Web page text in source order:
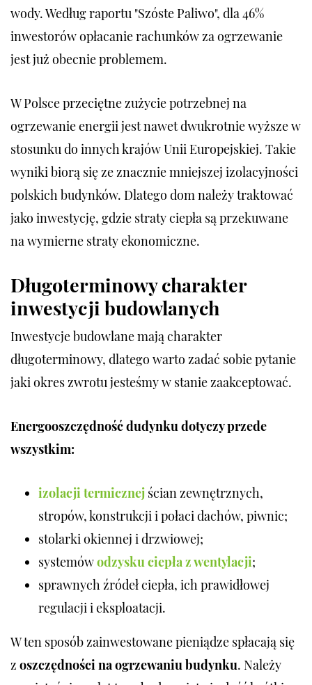
wody. Według raportu "Szóste Paliwo", dla 46%
inwestorów opłacanie rachunków za ogrzewanie
jest już obecnie problemem.
W Polsce przeciętne zużycie potrzebnej na
ogrzewanie energii jest nawet dwukrotnie wyższe w
stosunku do innych krajów Unii Europejskiej. Takie
wyniki biorą się ze znacznie mniejszej izolacyjności
polskich budynków. Dlatego dom należy traktować
jako inwestycję, gdzie straty ciepła są przekuwane
na wymierne straty ekonomiczne.
Długoterminowy charakter
inwestycji budowlanych
Inwestycje budowlane mają charakter
długoterminowy, dlatego warto zadać sobie pytanie
jaki okres zwrotu jesteśmy w stanie zaakceptować.
Energooszczędność dudynku dotyczy przede
wszystkim:
izolacji termicznej ścian zewnętrznych,
stropów, konstrukcji i połaci dachów, piwnic;
stolarki okiennej i drzwiowej;
systemówodzysku ciepła z wentylacji;
sprawnych źródeł ciepła, ich prawidłowej
regulacji i eksploatacji.
W ten sposób zainwestowane pieniądze spłacają się
z oszczędności na ogrzewaniu budynku. Należy